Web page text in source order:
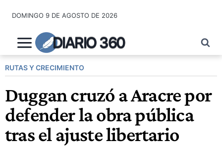
contenido
DOMINGO 9 DE AGOSTO DE 2026
DIARIO 360
RUTAS Y CRECIMIENTO
Duggan cruzó a Aracre por
defender la obra pública
tras el ajuste libertario